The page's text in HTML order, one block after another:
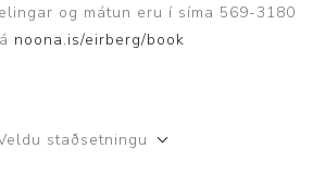
og mátun eru í síma 569-3180
noona.is/eirberg/book
staðsetningu